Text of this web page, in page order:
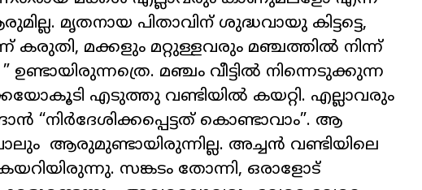
മൃതനായ പിതാവിന് ശുദ്ധവായു കിട്ടട്ടെ,
കരുതി, മക്കളും മറ്റുള്ളവരും മഞ്ചത്തിൽ നിന്ന്
ഉണ്ടായിരുന്നത്രെ. മഞ്ചം വീട്ടിൽ നിന്നെടുക്കുന്ന
എടുത്തു വണ്ടിയിൽ കയറ്റി. എല്ലാവരും
“നിർദേശിക്കപ്പെട്ടത് കൊണ്ടാവാം”. ആ
ആരുമുണ്ടായിരുന്നില്ല. അച്ചൻ വണ്ടിയിലെ
സങ്കടം തോന്നി, ഒരാളോട്